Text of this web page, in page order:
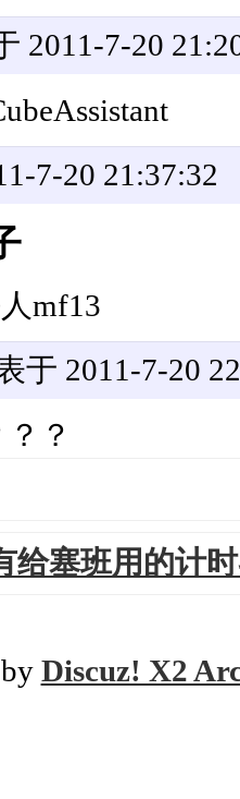
2011-7-20
7-20 21:37:32
mf13
于 2011-7-20
？
给塞班用的计
Discuz! X2